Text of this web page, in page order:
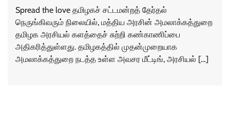
Spread the love தமிழகச் சட்டமன்றத் தேர்தல்
நெருங்கிவரும் நிலையில், மத்திய அரசின் அமலாக்கத்துறை
தமிழக அரசியல் களத்தைச் சுற்றி கண்காணிப்பை
அதிகரித்துள்ளது. தமிழகத்தில் முதன்முறையாக
அமலாக்கத்துறை நடத்த உள்ள அவசர மீட்டிங், அரசியல் […]